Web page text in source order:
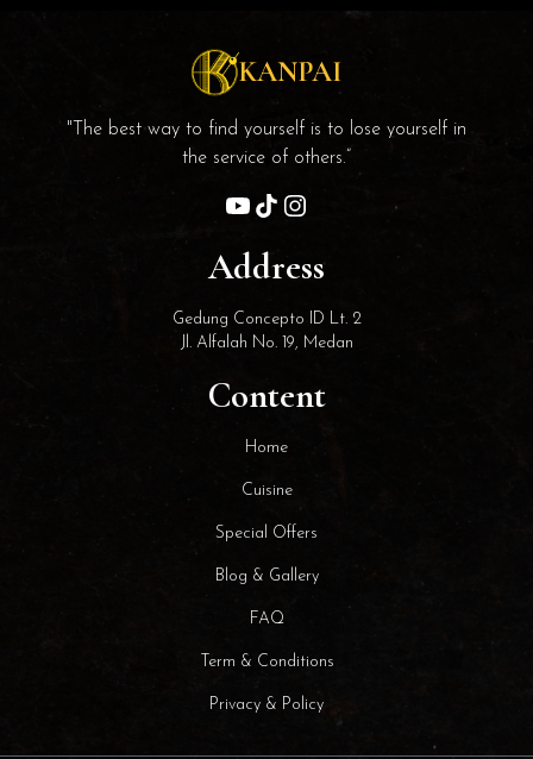
KANPAI
"The best way to find yourself is to lose yourself in
the service of others.”
Address
Gedung Concepto ID Lt. 2
Jl. Alfalah No. 19, Medan
Content
Home
Cuisine
Special Offers
Blog & Gallery
FAQ
Term & Conditions
Privacy & Policy